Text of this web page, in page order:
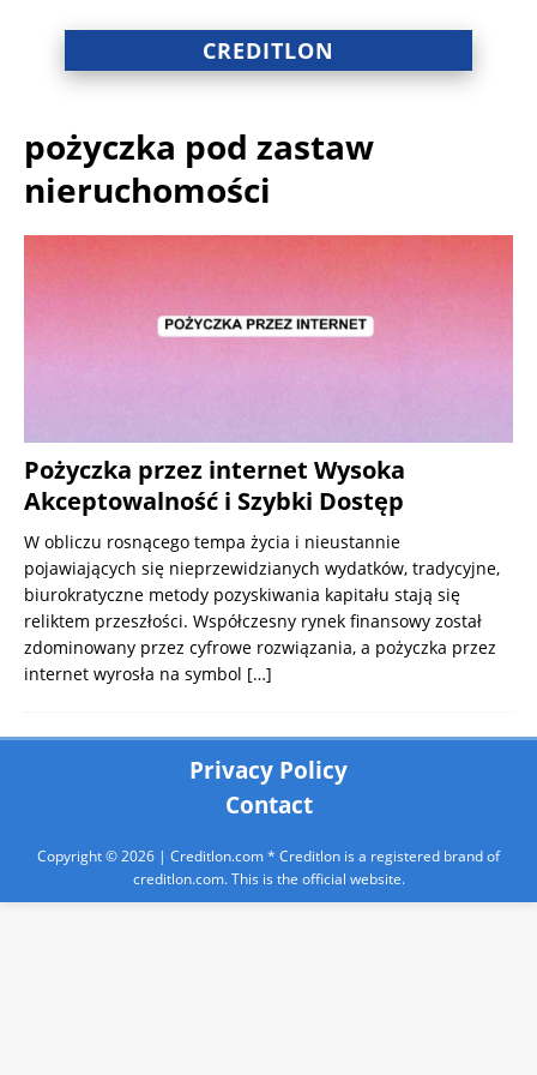
CREDITLON
pożyczka pod zastaw
nieruchomości
Pożyczka przez internet Wysoka
Akceptowalność i Szybki Dostęp
W obliczu rosnącego tempa życia i nieustannie
pojawiających się nieprzewidzianych wydatków, tradycyjne,
biurokratyczne metody pozyskiwania kapitału stają się
reliktem przeszłości. Współczesny rynek finansowy został
zdominowany przez cyfrowe rozwiązania, a pożyczka przez
internet wyrosła na symbol […]
Privacy Policy
Contact
Copyright © 2026 | Creditlon.com* Creditlon is a registered brand of
creditlon.com. This is the official website.